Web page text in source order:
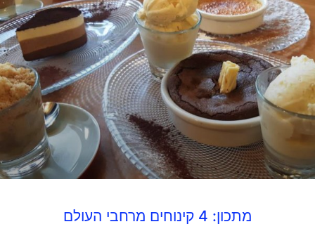
מתכון: 4 קינוחים מרחבי העולם